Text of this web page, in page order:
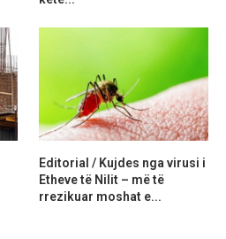
Editorial / Kujdes nga virusi i
Etheve të Nilit – më të
rrezikuar moshat e...